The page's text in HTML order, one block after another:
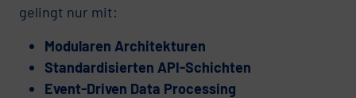
gelingt nur mit:
Modularen Architekturen
Standardisierten API-Schichten
Event-Driven Data Processing